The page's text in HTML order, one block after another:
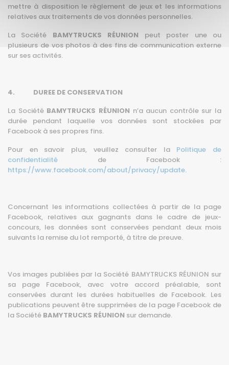
mettre à disposition le règlement de jeux et les informations
relatives aux traitements de vos données personnelles.
La Société BAMYTRUCKS RÉUNION peut poster une ou
plusieurs de vos photos à des fins de communication externe
sur ses activités.
4. DUREE DE CONSERVATION
La Société BAMYTRUCKS RÉUNION n’a aucun contrôle sur la
durée pendant laquelle vos données sont stockées par
Facebook à ses propres fins.
Pour en savoir plus, veuillez consulter la Politique de
confidentialité de Facebook :
https://www.facebook.com/about/privacy/update.
Concernant les informations collectées à partir de la page
Facebook, relatives aux gagnants dans le cadre de jeux-
concours, les données sont conservées pendant deux mois
suivants la remise du lot remporté, à titre de preuve.
Vos images publiées par la Société BAMYTRUCKS RÉUNION sur
sa page Facebook, avec votre accord préalable, sont
conservées durant les durées habituelles de Facebook. Les
publications peuvent être supprimées de la page Facebook de
la Société BAMYTRUCKS RÉUNION sur demande.